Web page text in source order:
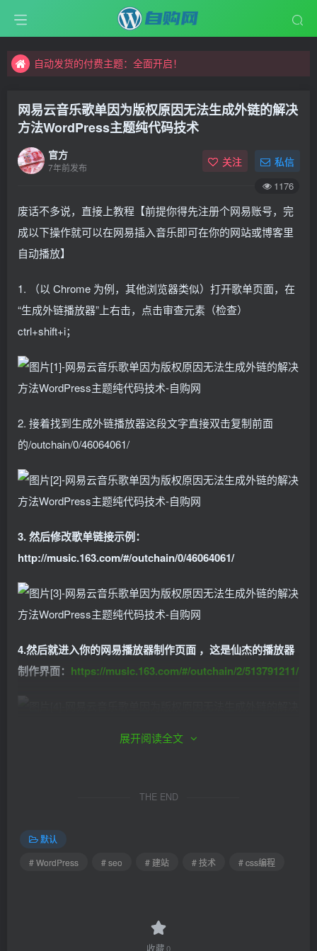
自动发货的付费主题：全面开启！
自购网，更专业的资源交易平台
自动发货的付费主题：全面开启！
网易云音乐歌单因为版权原因无法生成外链的解决
方法WordPress主题纯代码技术
官方
7年前发布 关注 私信
1176
废话不多说，直接上教程【前提你得先注册个网易账号，完
成以下操作就可以在网易插入音乐即可在你的网站或博客里
自动播放】
1. （以 Chrome 为例，其他浏览器类似）打开歌单页面，在
“生成外链播放器”上右击，点击审查元素（检查）
ctrl+shift+i；
2. 接着找到生成外链播放器这段文字直接双击复制前面
的/outchain/0/46064061/
3. 然后修改歌单链接示例：
http://music.163.com/#/outchain/0/46064061/
4.然后就进入你的网易播放器制作页面 ，这是仙杰的播放器
制作界面： https://music.163.com/#/outchain/2/513791211/
展开阅读全文
展开阅读全文
THE END
默认
# WordPress
# seo # 建站 # 技术 # css编程
收藏0